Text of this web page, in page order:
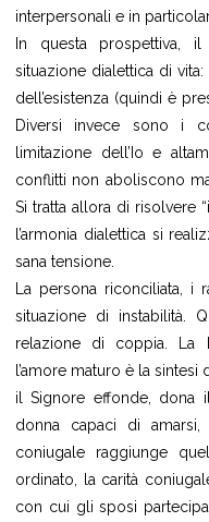
interpersonali e in
In questa prospettiva,
situazione dialettica di
dell’esistenza (quindi è
Diversi invece sono i
limitazione dell’Io e
conflitti non aboliscono
Si tratta allora di risolvere
l’armonia dialettica si
sana tensione.
La persona riconciliata, i
situazione di instabilità.
relazione di coppia. La
l’amore maturo è la
il Signore effonde, dona
donna capaci di
coniugale raggiunge
ordinato, la carità
con cui gli sposi